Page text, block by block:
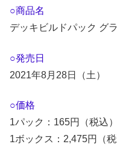
○商品名
デッキビルドパック グ
○発売日
2021年8月28日（土）
○価格
1パック：165円（税込）
1ボックス：2,475円（税